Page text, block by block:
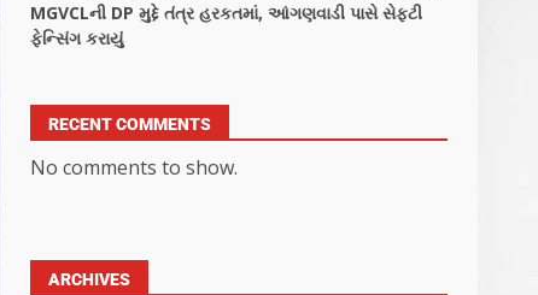
MGVCLની DP મુદ્દે તંત્ર હરકતમાં, આંગણવાડી પાસે સેફ્ટી
ફેન્સિંગ કરાયું
RECENT COMMENTS
No comments to show.
ARCHIVES